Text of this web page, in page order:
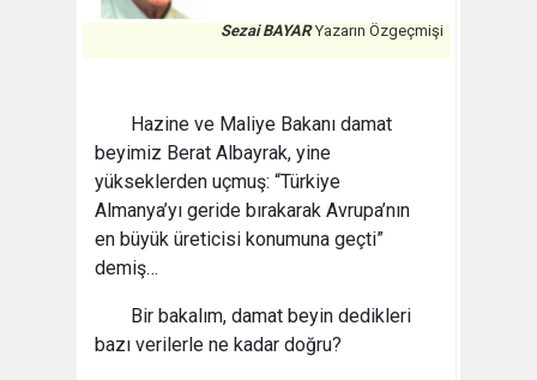
Sezai BAYAR Yazarın Özgeçmişi
Hazine ve Maliye Bakanı damat
beyimiz Berat Albayrak, yine
yükseklerden uçmuş: “Türkiye
Almanya’yı geride bırakarak Avrupa’nın
en büyük üreticisi konumuna geçti”
demiş…
Bir bakalım, damat beyin dedikleri
bazı verilerle ne kadar doğru?